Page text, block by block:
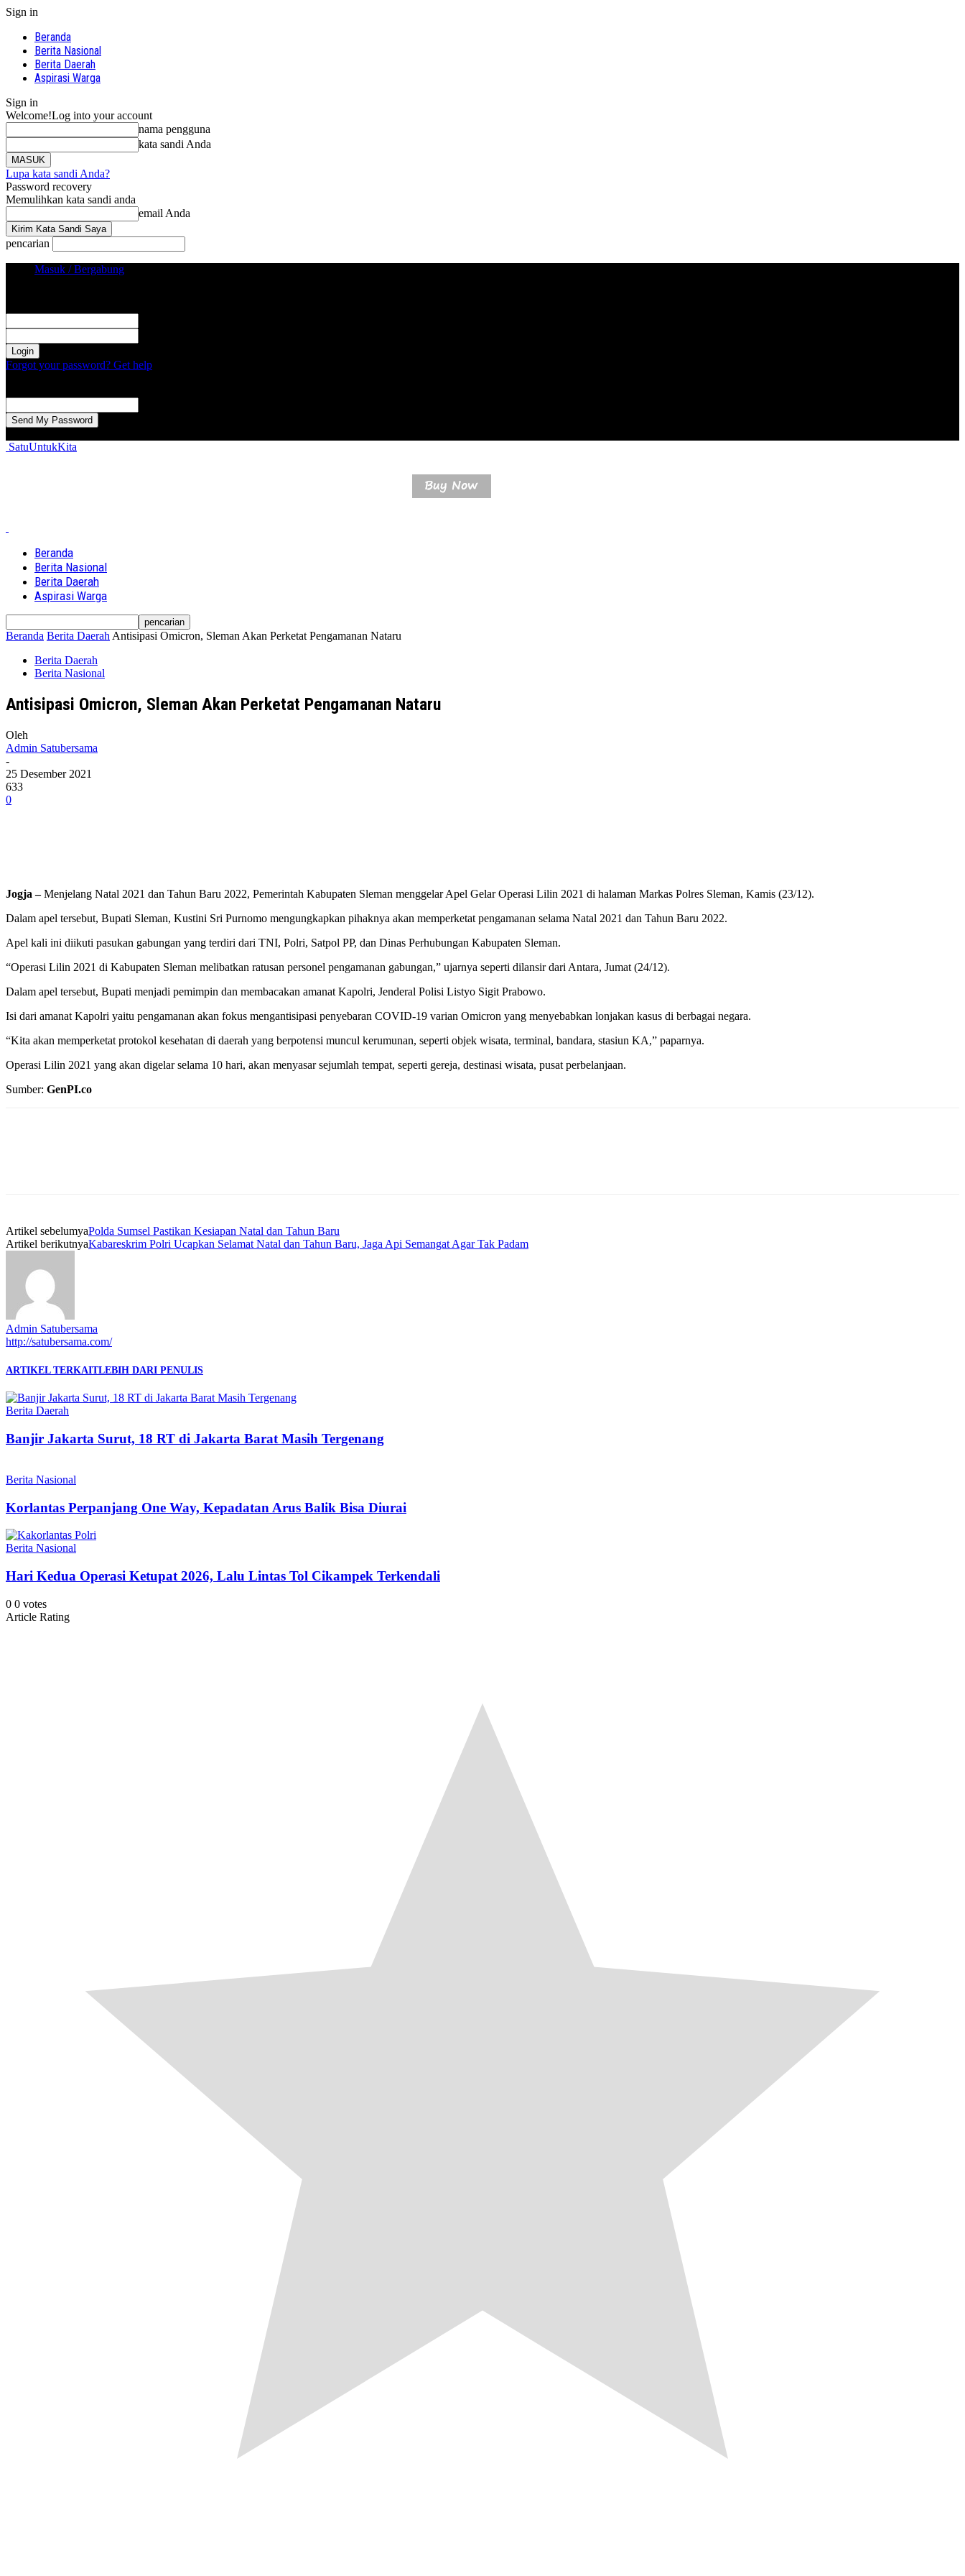
Sign in
Beranda
Berita Nasional
Berita Daerah
Aspirasi Warga
Sign in
Welcome!Log into your account
nama pengguna
kata sandi Anda
Lupa kata sandi Anda?
Password recovery
Memulihkan kata sandi anda
email Anda
pencarian
Masuk / Bergabung
Forgot your password? Get help
SatuUntukKita
Beranda
Berita Nasional
Berita Daerah
Aspirasi Warga
Beranda Berita Daerah Antisipasi Omicron, Sleman Akan Perketat Pengamanan Nataru
Berita Daerah
Berita Nasional
Antisipasi Omicron, Sleman Akan Perketat Pengamanan Nataru
Oleh
Admin Satubersama
-
25 Desember 2021
633
0
Jogja –Menjelang Natal 2021 dan Tahun Baru 2022, Pemerintah Kabupaten Sleman menggelar Apel Gelar Operasi Lilin 2021 di halaman Markas Polres Sleman, Kamis (23/12).
Dalam apel tersebut, Bupati Sleman, Kustini Sri Purnomo mengungkapkan pihaknya akan memperketat pengamanan selama Natal 2021 dan Tahun Baru 2022.
Apel kali ini diikuti pasukan gabungan yang terdiri dari TNI, Polri, Satpol PP, dan Dinas Perhubungan Kabupaten Sleman.
“Operasi Lilin 2021 di Kabupaten Sleman melibatkan ratusan personel pengamanan gabungan,” ujarnya seperti dilansir dari Antara, Jumat (24/12).
Dalam apel tersebut, Bupati menjadi pemimpin dan membacakan amanat Kapolri, Jenderal Polisi Listyo Sigit Prabowo.
Isi dari amanat Kapolri yaitu pengamanan akan fokus mengantisipasi penyebaran COVID-19 varian Omicron yang menyebabkan lonjakan kasus di berbagai negara.
“Kita akan memperketat protokol kesehatan di daerah yang berpotensi muncul kerumunan, seperti objek wisata, terminal, bandara, stasiun KA,” paparnya.
Operasi Lilin 2021 yang akan digelar selama 10 hari, akan menyasar sejumlah tempat, seperti gereja, destinasi wisata, pusat perbelanjaan.
Sumber: GenPI.co
Artikel sebelumyaPolda Sumsel Pastikan Kesiapan Natal dan Tahun Baru
Artikel berikutnyaKabareskrim Polri Ucapkan Selamat Natal dan Tahun Baru, Jaga Api Semangat Agar Tak Padam
Admin Satubersama
http://satubersama.com/
ARTIKEL TERKAITLEBIH DARI PENULIS
Berita Daerah
Banjir Jakarta Surut, 18 RT di Jakarta Barat Masih Tergenang
Berita Nasional
Korlantas Perpanjang One Way, Kepadatan Arus Balik Bisa Diurai
Berita Nasional
Hari Kedua Operasi Ketupat 2026, Lalu Lintas Tol Cikampek Terkendali
0 0 votes
Article Rating